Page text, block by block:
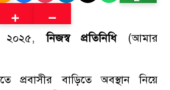
২০২৫,নিজস্ব প্রতিনিধি (আমার
প্রবাসীর বাড়িতে অবস্থান নিয়ে